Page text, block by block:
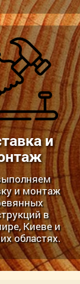
и
и монтаж
в
Киеве и
областях.